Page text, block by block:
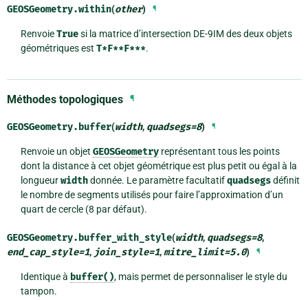
GEOSGeometry.within(other) ¶
RenvoieTruesi la matrice d’intersection DE-9IM des deux objets
géométriques est T*F**F***.
Méthodes topologiques ¶
GEOSGeometry.buffer(width, quadsegs=8) ¶
Renvoie un objet GEOSGeometryreprésentant tous les points
dont la distance à cet objet géométrique est plus petit ou égal à la
longueurwidthdonnée. Le paramètre facultatifquadsegsdéfinit
le nombre de segments utilisés pour faire l’approximation d’un
quart de cercle (8 par défaut).
GEOSGeometry.buffer_with_style(width, quadsegs=8,
end_cap_style=1, join_style=1,mitre_limit=5.0) ¶
Identique à buffer(), mais permet de personnaliser le style du
tampon.